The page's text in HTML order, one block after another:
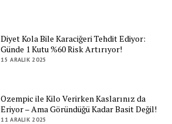
Diyet Kola Bile Karaciğeri Tehdit Ediyor:
Günde 1 Kutu %60 Risk Artırıyor!
15 ARALIK 2025
Ozempic ile Kilo Verirken Kaslarınız da
Eriyor – Ama Göründüğü Kadar Basit Değil!
11 ARALIK 2025